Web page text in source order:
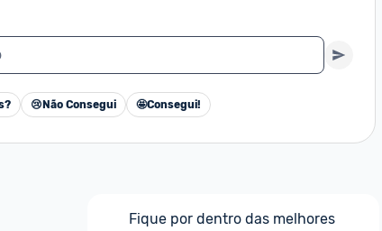
😢 Não Consegui 🤩Consegui!
Fique por dentro das melhores